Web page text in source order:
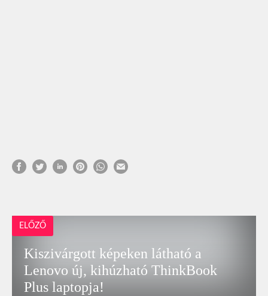
ELŐZŐ
Kiszivárgott képeken látható a
Lenovo új, kihúzható ThinkBook
Plus laptopja!